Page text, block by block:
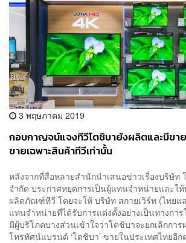
3 พฤษภาคม 2019
กอบกาญจน์แจงทีวีโตชิบายังผลิตและมีขา
ขายเฉพาะสินค้าทีวีเท่านั้น
หลังจากที่สื่อหลายสำนักนำเสนอข่าวเรื่องบริษัท
จำกัด ประกาศหยุดการเป็นผู้แทนจำหน่ายและให้
ผลิตภัณฑ์ทีวี โดยจะให้ บริษัท สกายเวิร์ท (ไทยแ
แทนจำหน่ายที่ได้รับการแต่งตั้งอย่างเป็นทางกา
มีผู้บริโภคบางส่วนเข้าใจว่าโตชิบาจะยกเลิกกา
โทรทัศน์แบรนด์ ‘โตชิบา’ ขายในประเทศไทยอีก